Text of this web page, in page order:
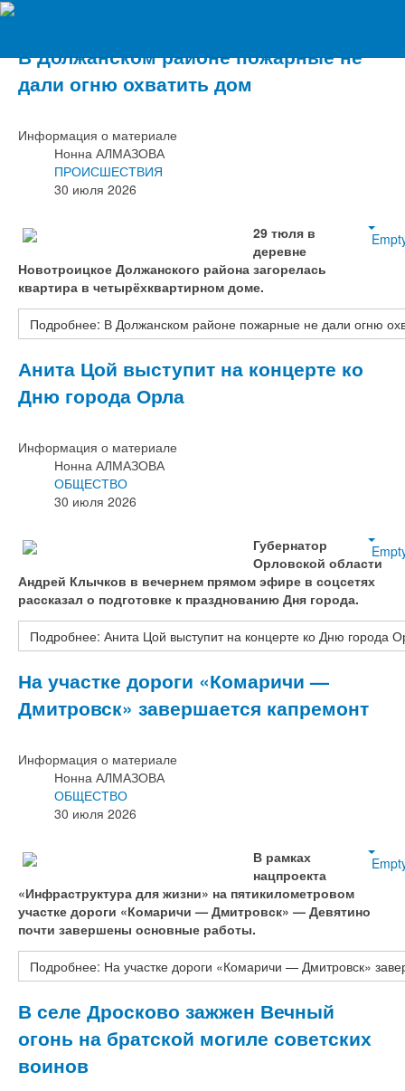
В Должанском районе пожарные не
дали огню охватить дом
Информация о материале
Нонна АЛМАЗОВА
ПРОИСШЕСТВИЯ
30 июля 2026
29 тюля в
деревне
Новотроицкое Должанского района загорелась
квартира в четырёхквартирном доме.
Подробнее: В Должанском районе пожарные не дали огню
Анита Цой выступит на концерте ко
Дню города Орла
Информация о материале
Нонна АЛМАЗОВА
ОБЩЕСТВО
30 июля 2026
Губернатор
Орловской области
Андрей Клычков в вечернем прямом эфире в соцсетях
рассказал о подготовке к празднованию Дня города.
Подробнее: Анита Цой выступит на концерте ко Дню города
На участке дороги «Комаричи —
Дмитровск» завершается капремонт
Информация о материале
Нонна АЛМАЗОВА
ОБЩЕСТВО
30 июля 2026
В рамках
нацпроекта
«Инфраструктура для жизни» на пятикилометровом
участке дороги «Комаричи — Дмитровск» — Девятино
почти завершены основные работы.
Подробнее: На участке дороги «Комаричи — Дмитровск»
В селе Дросково зажжен Вечный
огонь на братской могиле советских
воинов